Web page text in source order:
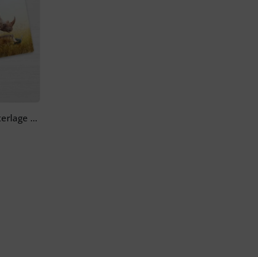
Tiere in Afrika – Schreibtischunterlage 60 x 40 cm